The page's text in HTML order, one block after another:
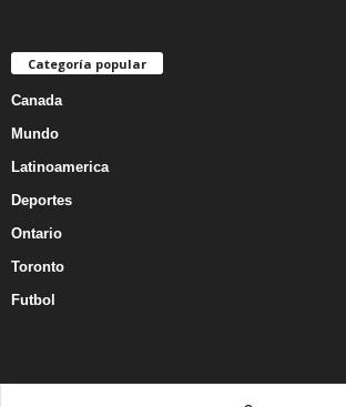
Categoría popular
Canada
Mundo
Latinoamerica
Deportes
Ontario
Toronto
Futbol